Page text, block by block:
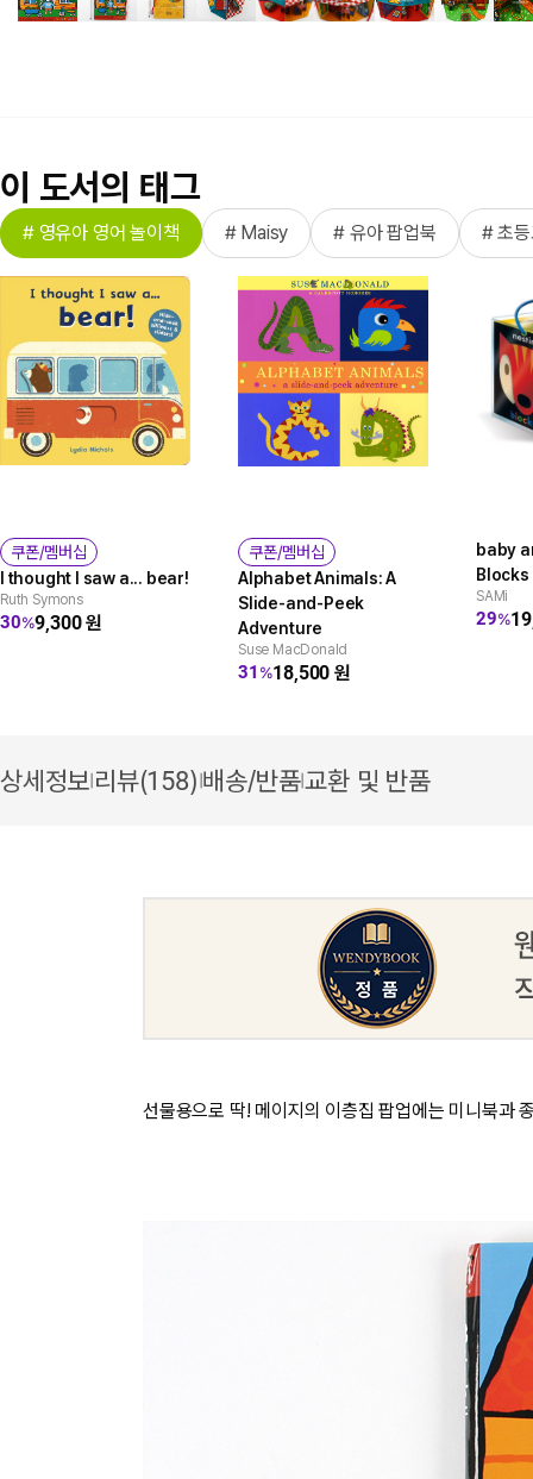
이 도서의 태그
# 영유아 영어 놀이책 # Maisy # 유아 팝업북 # 초
쿠폰/멤버십
I thought I saw a... bear!
Ruth Symons
30%9,300원
쿠폰/멤버십
Alphabet Animals: A
Slide-and-Peek
Adventure
Suse MacDonald
31 %18,500원
baby
SAMi
29%
상세정보|리뷰(158)|배송/반품|교환 및 반품
선물용으로 딱! 메이지의 이층집 팝업에는 미니북과